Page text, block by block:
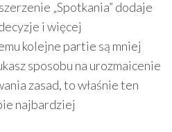
„Spotkania” dodaje
i więcej
kolejne partie są mniej
sposobu na urozmaicenie
zasad, to właśnie ten
najbardziej